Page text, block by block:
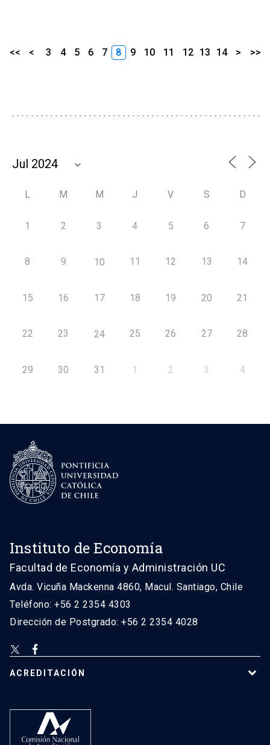
<< < 3 4 5 6 7 8 9 10 11 12 13 14 > >>
L M M J V S D
1 2 3 4 5 6 7
8 9 10 11 12 13 14
15 16 17 18 19 20 21
22 23 24 25 26 27 28
29 30 31 1 2 3 4
Instituto de Economía
Facultad de Economía y Administración UC
Avda. Vicuña Mackenna 4860, Macul. Santiago, Chile
Teléfono: +56 2 2354 4303
Dirección de Postgrado: +56 2 2354 4028
ACREDITACIÓN